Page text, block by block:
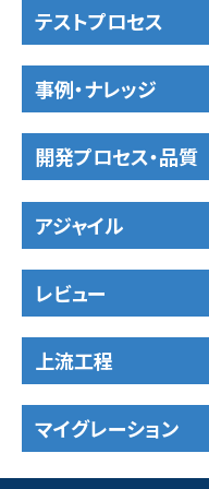
テストプロセス
事例・ナレッジ
開発プロセス・品質
アジャイル
レビュー
上流工程
マイグレーション